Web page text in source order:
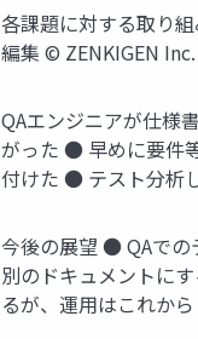
各課題に対する取り
編集 © ZENKIGEN Inc.
QAエンジニアが仕様
がった ● 早めに要件
付けた ● テスト分析
今後の展望 ● QAでの
別のドキュメントに
るが、運用はこれか